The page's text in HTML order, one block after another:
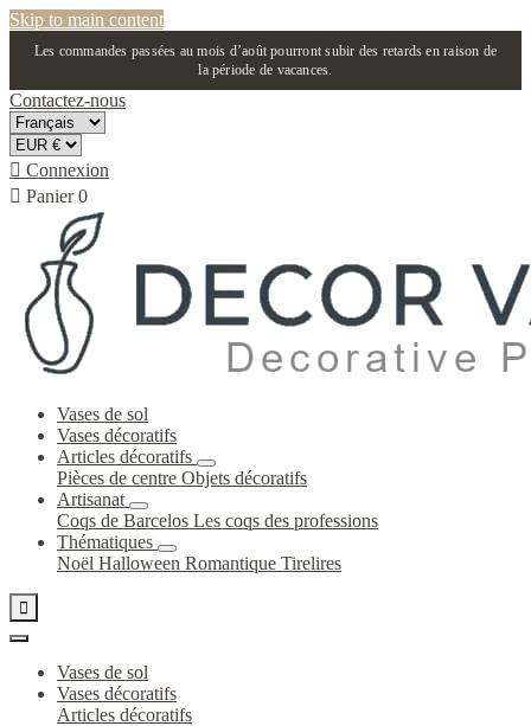
Skip to main content
Les commandes passées au mois d’août pourront subir des retards en raison de
la période de vacances.
Contactez-nous
 Connexion
 Panier 0
Vases de sol
Vases décoratifs
Articles décoratifs
Pièces de centre Objets décoratifs
Artisanat
Coqs de Barcelos Les coqs des professions
Thématiques
Noël Halloween Romantique Tirelires

Vases de sol
Vases décoratifs
Articles décoratifs